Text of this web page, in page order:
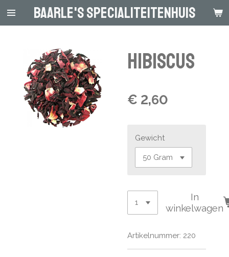
Ga
hoofdinhoud
Baarle's Specialiteitenhuis
Hibiscus
€ 2,60
Gewicht
In
winkelwagen
Artikelnummer: 220